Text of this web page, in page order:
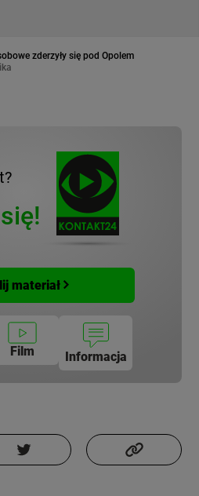
zderzyły się pod Opolem
materiał
Film Informacja